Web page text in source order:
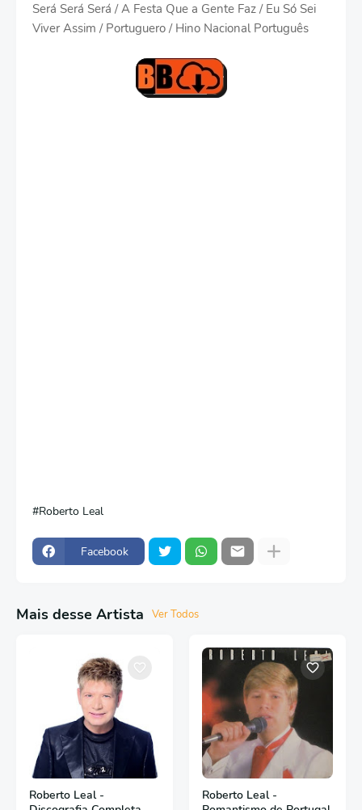
Será Será Será / A Festa Que a Gente Faz / Eu Só Sei
Viver Assim / Portuguero / Hino Nacional Português
Roberto Leal
Facebook
Mais desse Artista Ver Todos
Roberto Leal -
Roberto Leal -